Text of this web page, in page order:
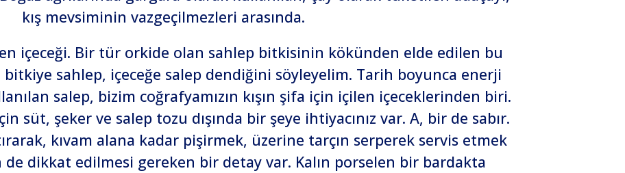
kış mevsiminin vazgeçilmezleri arasında.
içeceği. Bir tür orkide olan sahlep bitkisinin kökünden elde edilen bu
sahlep, içeceğe salep dendiğini söyleyelim. Tarih boyunca enerji
salep, bizim coğrafyamızın kışın şifa için içilen içeceklerinden biri.
süt, şeker ve salep tozu dışında bir şeye ihtiyacınız var. A, bir de sabır.
kıvam alana kadar pişirmek, üzerine tarçın serperek servis etmek
de dikkat edilmesi gereken bir detay var. Kalın porselen bir bardakta